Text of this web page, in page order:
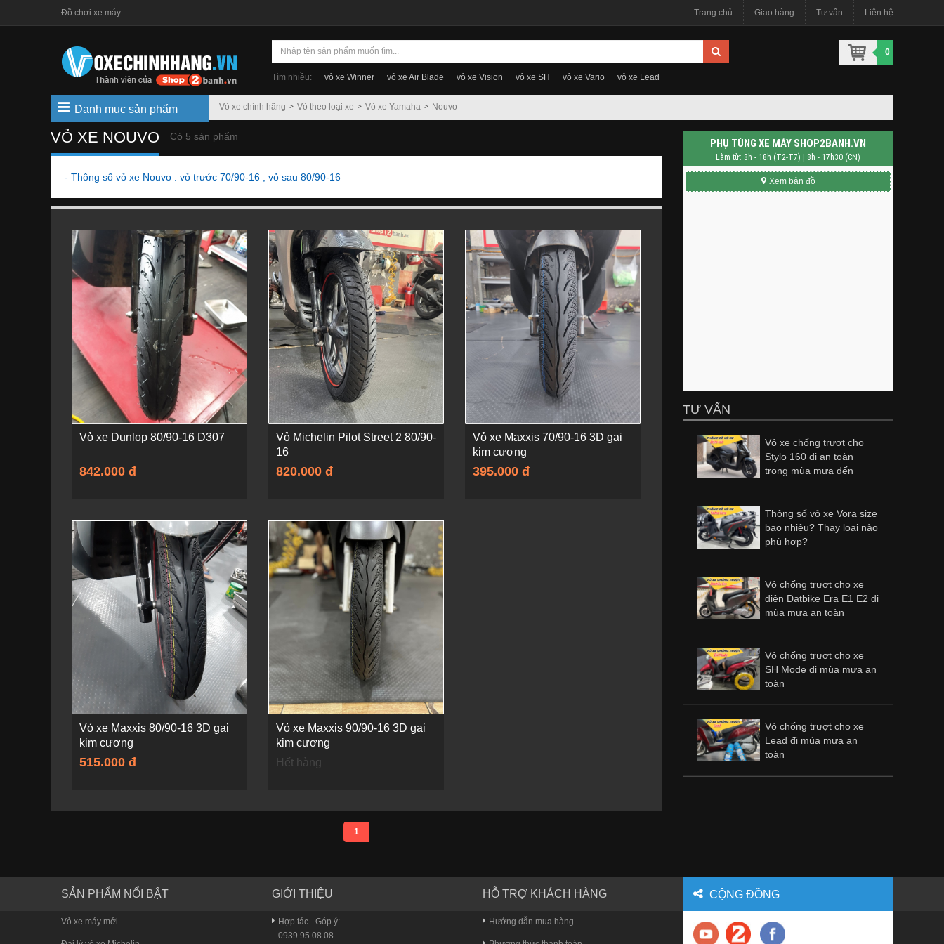
Đồ chơi xe máy Trang chủ Giao hàng Tư vấn Liên hệ
Tìm nhiều: vỏ xe Winner vỏ xe Air Blade vỏ xe Vision vỏ xe SH vỏ xe Vario vỏ xe Lead
0
Vỏ xe chính hãng Vỏ theo loại xe Vỏ xe Yamaha Nouvo
Danh mục sản phẩm
VỎ XE NOUVO Có 5 sản phẩm
- Thông số vỏ xe Nouvo : vỏ trước 70/90-16 , vỏ sau 80/90-16
Vỏ xe Dunlop 80/90-16 D307
842.000 đ
Vỏ Michelin Pilot Street 2 80/90-
16
820.000 đ
Vỏ xe Maxxis 70/90-16 3D gai
kim cương
395.000 đ
Vỏ xe Maxxis 80/90-16 3D gai
kim cương
515.000 đ
Vỏ xe Maxxis 90/90-16 3D gai
kim cương
Hết hàng
1
PHỤ TÙNG XE MÁY SHOP2BANH.VN
Làm từ: 8h - 18h (T2-T7) | 8h - 17h30 (CN)
Xem bản đồ
TƯ VẤN
Vỏ xe chống trượt cho
Stylo 160 đi an toàn
trong mùa mưa đến
Thông số vỏ xe Vora size
bao nhiêu? Thay loại nào
phù hợp?
Vỏ chống trượt cho xe
điện Datbike Era E1 E2 đi
mùa mưa an toàn
Vỏ chống trượt cho xe
SH Mode đi mùa mưa an
toàn
Vỏ chống trượt cho xe
Lead đi mùa mưa an
toàn
SẢN PHẨM NỔI BẬT
Vỏ xe máy mới
GIỚI THIỆU
Hợp tác - Góp ý:
0939.95.08.08
HỖ TRỢ KHÁCH HÀNG
Hướng dẫn mua hàng
CỘNG ĐỒNG